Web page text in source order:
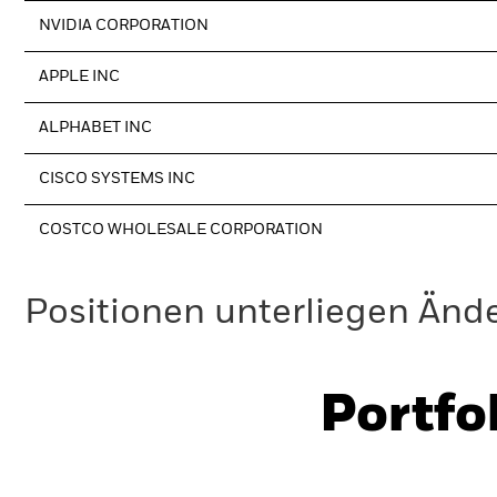
NVIDIA CORPORATION
APPLE INC
ALPHABET INC
CISCO SYSTEMS INC
COSTCO WHOLESALE CORPORATION
Positionen unterliegen